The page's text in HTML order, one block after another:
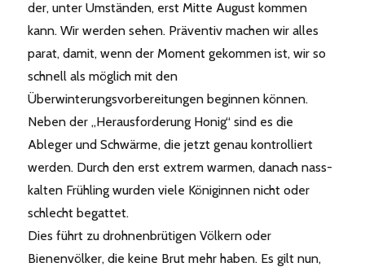
der, unter Umständen, erst Mitte August kommen
kann. Wir werden sehen. Präventiv machen wir alles
parat, damit, wenn der Moment gekommen ist, wir so
schnell als möglich mit den
Überwinterungsvorbereitungen beginnen können.
Neben der „Herausforderung Honig“ sind es die
Ableger und Schwärme, die jetzt genau kontrolliert
werden. Durch den erst extrem warmen, danach nass-
kalten Frühling wurden viele Königinnen nicht oder
schlecht begattet.
Dies führt zu drohnenbrütigen Völkern oder
Bienenvölker, die keine Brut mehr haben. Es gilt nun,